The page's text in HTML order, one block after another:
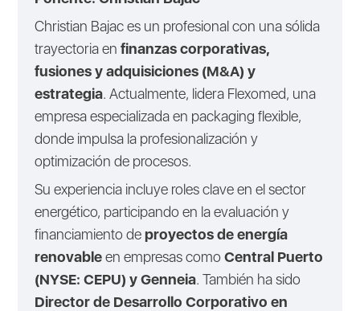
Christian Bajac es un profesional con una sólida
trayectoria en finanzas corporativas,
fusiones y adquisiciones (M&A) y
estrategia. Actualmente, lidera Flexomed, una
empresa especializada en packaging flexible,
donde impulsa la profesionalización y
optimización de procesos.
Su experiencia incluye roles clave en el sector
energético, participando en la evaluación y
financiamiento deproyectos de energía
renovableen empresas como Central Puerto
(NYSE: CEPU) y Genneia. También ha sido
Director de Desarrollo Corporativo en